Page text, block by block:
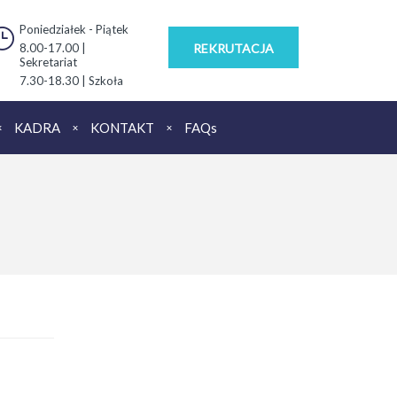
Poniedziałek - Piątek
8.00-17.00 |
Sekretariat
7.30-18.30 | Szkoła
REKRUTACJA
KADRA KONTAKT FAQs